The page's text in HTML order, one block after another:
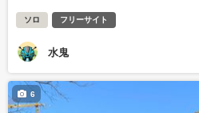
ソロ フリーサイト
水鬼
6